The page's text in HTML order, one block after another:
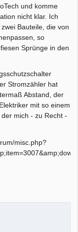
und komme
nicht klar. Ich
Bauteile, die von
so
Sprünge in den
Stromzähler hat
Abstand, der
mit so einem
mich - zu Recht -